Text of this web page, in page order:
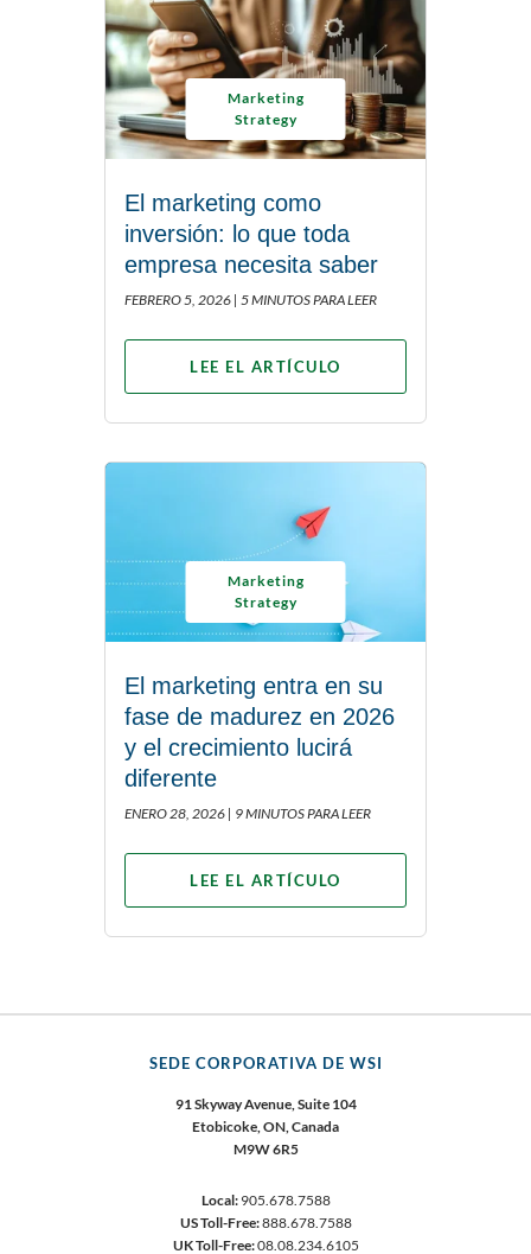
Marketing
Strategy
El marketing como
inversión: lo que toda
empresa necesita saber
FEBRERO 5, 2026 | 5 MINUTOS PARA LEER
LEE EL ARTÍCULO
Marketing
Strategy
El marketing entra en su
fase de madurez en 2026
y el crecimiento lucirá
diferente
ENERO 28, 2026 | 9 MINUTOS PARA LEER
LEE EL ARTÍCULO
SEDE CORPORATIVA DE WSI
91 Skyway Avenue, Suite 104
Etobicoke, ON, Canada
M9W 6R5
Local:905.678.7588
US Toll-Free:888.678.7588
UK Toll-Free:08.08.234.6105